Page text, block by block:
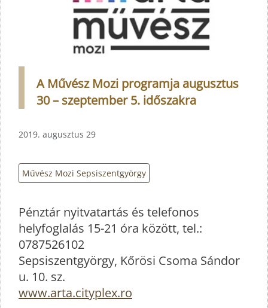
A Művész Mozi programja augusztus
30 – szeptember 5. időszakra
2019. augusztus 29
Művész Mozi Sepsiszentgyörgy
Pénztár nyitvatartás és telefonos
helyfoglalás 15-21 óra között, tel.:
0787526102
Sepsiszentgyörgy, Kőrösi Csoma Sándor
u. 10. sz.
www.arta.cityplex.ro